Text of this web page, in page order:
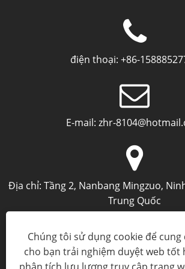
điện thoại: +86-
E-mail: zhr-
Địa chỉ: Tầng 2, Nanbang Mingzuo,
Trung Quốc
Chúng tôi sử dụng cookie để cung
cho bạn trải nghiệm duyệt web tốt